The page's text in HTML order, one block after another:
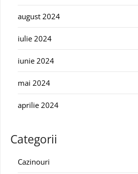
august 2024
iulie 2024
iunie 2024
mai 2024
aprilie 2024
Categorii
Cazinouri